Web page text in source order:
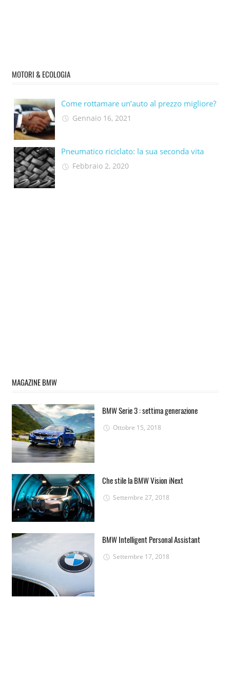
MOTORI & ECOLOGIA
Come rottamare un’auto al prezzo migliore?
Gennaio 16, 2021
Pneumatico riciclato: la sua seconda vita​
Febbraio 2, 2020
MAGAZINE BMW
BMW Serie 3 : settima generazione
Ottobre 15, 2018
Che stile la BMW Vision iNext
Settembre 27, 2018
BMW Intelligent Personal Assistant
Settembre 17, 2018